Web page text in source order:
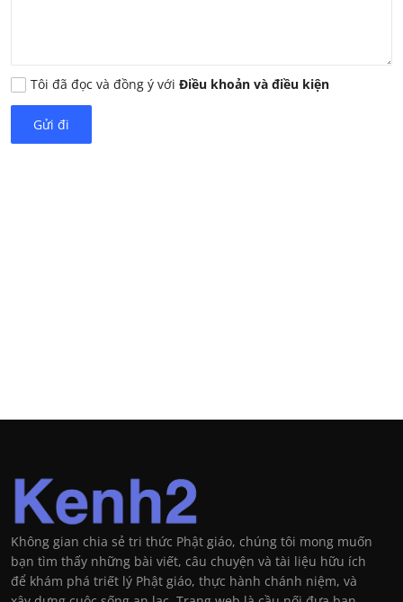
Tôi đã đọc và đồng ý với Điều khoản và điều kiện
Gửi đi
Không gian chia sẻ tri thức Phật giáo, chúng tôi mong muốn
bạn tìm thấy những bài viết, câu chuyện và tài liệu hữu ích
để khám phá triết lý Phật giáo, thực hành chánh niệm, và